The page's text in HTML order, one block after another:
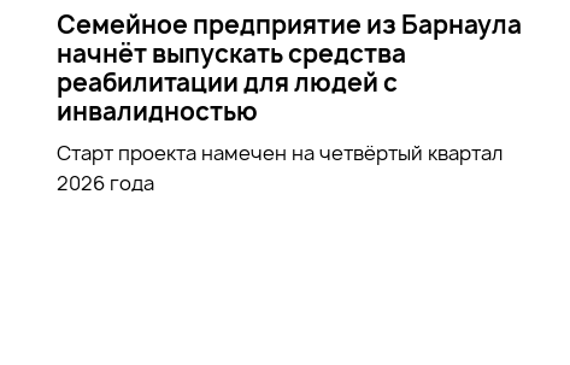
Семейное предприятие из Барнаула
начнёт выпускать средства
реабилитации для людей с
инвалидностью
Старт проекта намечен на четвёртый квартал
2026 года